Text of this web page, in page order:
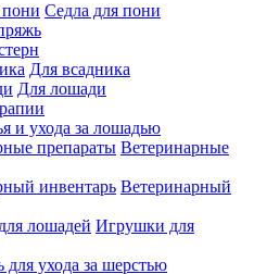
Седла для пони
Для всадника
Для лошади
и ухода за лошадью
Ветеринарные
Ветеринарный
Игрушки для